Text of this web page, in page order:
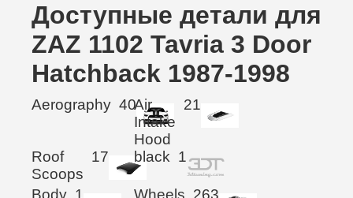
Доступные детали для
ZAZ 1102 Tavria 3 Door
Hatchback 1987-1998
Aerography 40Air
Intake
Hood
21
Roof
Scoops
17 black 1